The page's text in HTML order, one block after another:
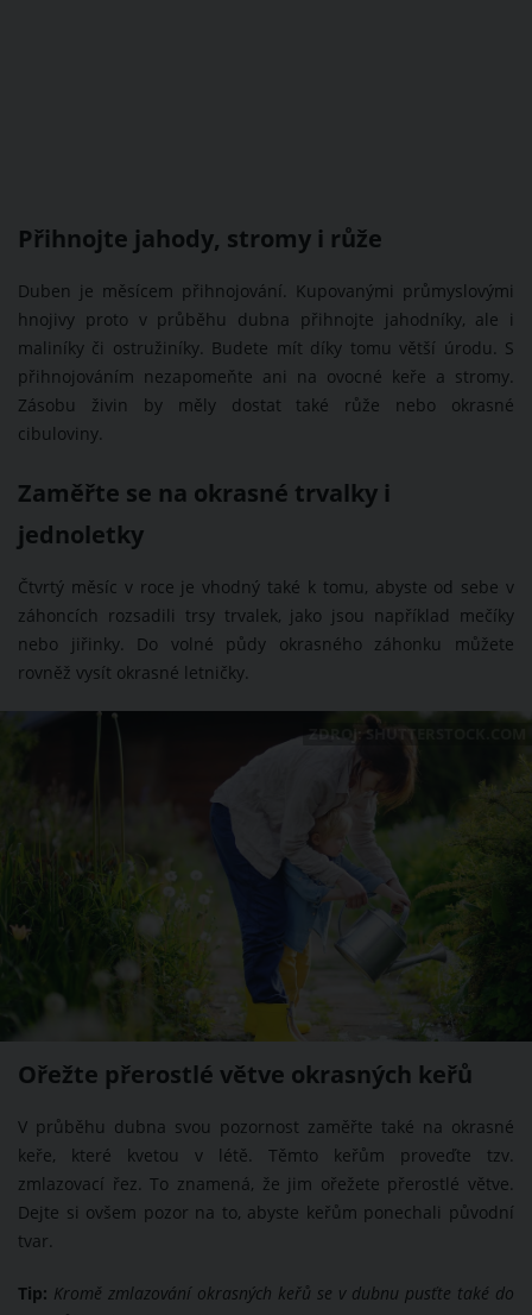
Přihnojte jahody, stromy i růže
Duben je měsícem přihnojování. Kupovanými průmyslovými
hnojivy proto v průběhu dubna přihnojte jahodníky, ale i
maliníky či ostružiníky. Budete mít díky tomu větší úrodu. S
přihnojováním nezapomeňte ani na ovocné keře a stromy.
Zásobu živin by měly dostat také růže nebo okrasné
cibuloviny.
Zaměřte se na okrasné trvalky i
jednoletky
Čtvrtý měsíc v roce je vhodný také k tomu, abyste od sebe v
záhoncích rozsadili trsy trvalek, jako jsou například mečíky
nebo jiřinky. Do volné půdy okrasného záhonku můžete
rovněž vysít okrasné letničky.
ZDROJ: SHUTTERSTOCK.COM
Ořežte přerostlé větve okrasných keřů
V průběhu dubna svou pozornost zaměřte také na okrasné
keře, které kvetou v létě. Těmto keřům proveďte tzv.
zmlazovací řez. To znamená, že jim ořežete přerostlé větve.
Dejte si ovšem pozor na to, abyste keřům ponechali původní
tvar.
Tip: Kromě zmlazování okrasných keřů se v dubnu pusťte také do